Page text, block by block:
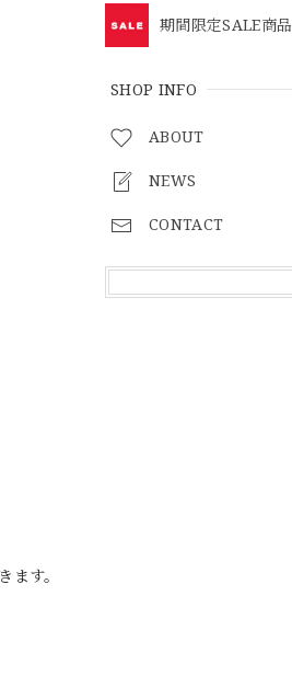
期間限定SALE商品
SHOP INFO
ABOUT
NEWS
CONTACT
す。